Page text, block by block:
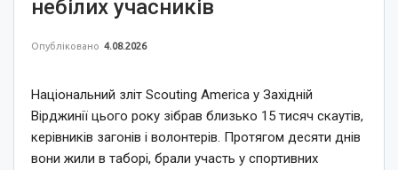
небілих учасників
Опубліковано 4.08.2026
Національний зліт Scouting America у Західній
Вірджинії цього року зібрав близько 15 тисяч скаутів,
керівників загонів і волонтерів. Протягом десяти днів
вони жили в таборі, брали участь у спортивних